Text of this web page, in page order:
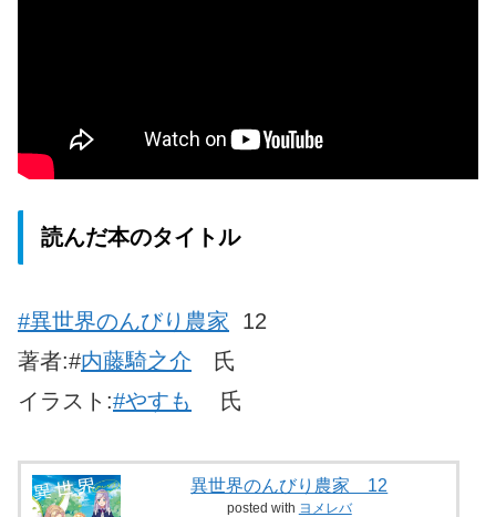
読んだ本のタイトル
#異世界のんびり農家 12
著者:#内藤騎之介 氏
イラスト:#やすも 氏
異世界のんびり農家 12
posted with ヨメレバ